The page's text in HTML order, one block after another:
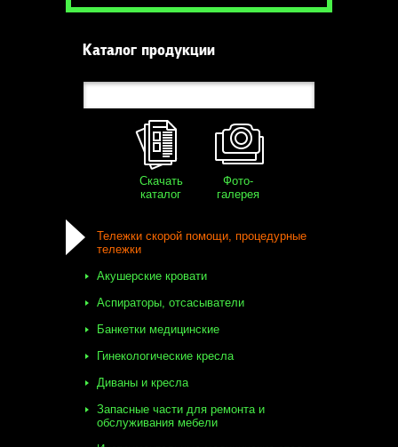
Каталог продукции
Скачать
каталог
Фото-
галерея
Тележки скорой помощи, процедурные
тележки
Акушерские кровати
Аспираторы, отсасыватели
Банкетки медицинские
Гинекологические кресла
Диваны и кресла
Запасные части для ремонта и
обслуживания мебели